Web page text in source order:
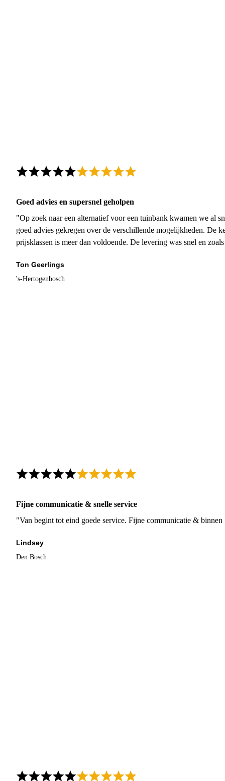
Goed advies en supersnel geholpen
"Op zoek naar een alternatief voor een tuinbank kwamen we al
goed advies gekregen over de verschillende mogelijkheden. De
prijsklassen is meer dan voldoende. De levering was snel en
Ton Geerlings
's-Hertogenbosch
Fijne communicatie & snelle service
"Van begint tot eind goede service. Fijne communicatie &
Lindsey
Den Bosch